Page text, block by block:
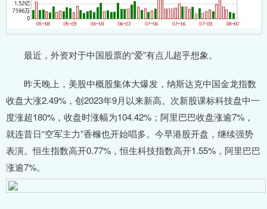
最近，外资对于中国股票的“爱”有点儿超乎想象。
昨天晚上，美股中概股集体大爆发，纳斯达克中国金龙指数
收盘大涨2.49%，创2023年9月以来新高。次新股课标科技盘中一
度涨超180%，收盘时涨幅为104.42%；阿里巴巴收盘涨逾7%，
就连昔日“空军主力”香橼也开始唱多。今早港股开盘，继续强势
表演。恒生指数高开0.77%，恒生科技指数高开1.55%，阿里巴巴
涨逾7%。